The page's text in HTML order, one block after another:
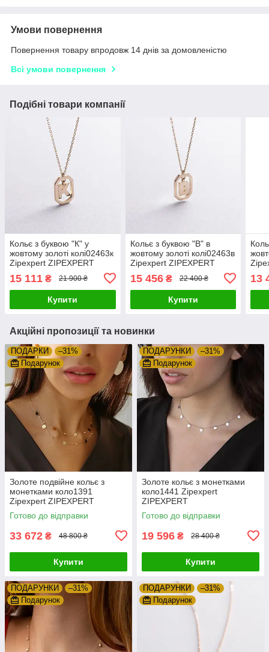
Умови повернення
Повернення товару впродовж 14 днів за домовленістю
Всі умови повернення
Подібні товари компанії
Кольє з буквою "К" у
жовтому золоті колі02463к
Zipexpert ZIPEXPERT
15 111 ₴ 21 900 ₴
Купити
Кольє з буквою "В" в
жовтому золоті колі02463в
Zipexpert ZIPEXPERT
15 456₴ 22 400 ₴
Купити
13
Акційні пропозиції та новинки
ПОДАРКИ
–31%
Подарунок
Золоте подвійне кольє з
монетками коло1391
Zipexpert ZIPEXPERT
Готово до відправки
33 672 ₴ 48 800 ₴
Купити
ПОДАРУНКИ
–31%
Подарунок
Золоте кольє з монетками
коло1441 Zipexpert
ZIPEXPERT
Готово до відправки
19 596 ₴ 28 400 ₴
Купити
ПОДАРУНКИ
–31%
Подарунок
ПОДАРУНКИ
–31%
Подарунок